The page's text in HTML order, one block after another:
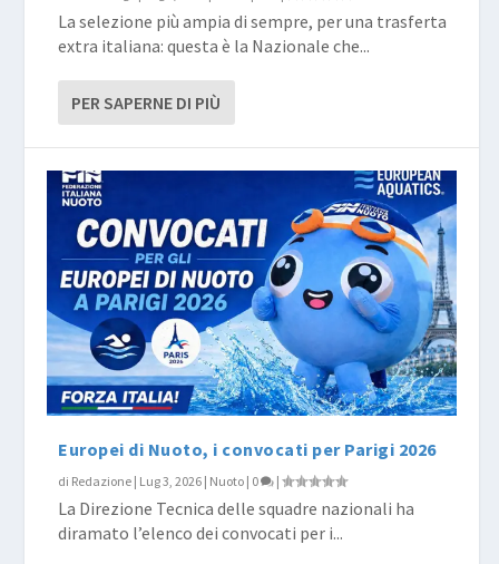
La selezione più ampia di sempre, per una trasferta
extra italiana: questa è la Nazionale che...
PER SAPERNE DI PIÙ
Europei di Nuoto, i convocati per Parigi 2026
di Redazione | Lug 3, 2026 | Nuoto | 0 |
La Direzione Tecnica delle squadre nazionali ha
diramato l’elenco dei convocati per i...